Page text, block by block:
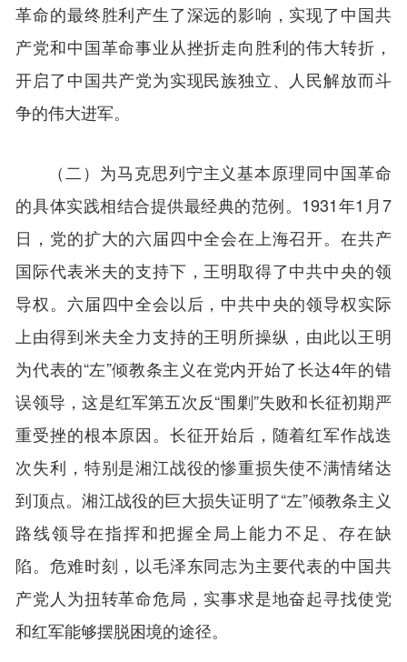
革命的最终胜利产生了深远的影响，实现了中国共
产党和中国革命事业从挫折走向胜利的伟大转折，
开启了中国共产党为实现民族独立、人民解放而斗
争的伟大进军。
（二）为马克思列宁主义基本原理同中国革命
的具体实践相结合提供最经典的范例。1931年1月7
日，党的扩大的六届四中全会在上海召开。在共产
国际代表米夫的支持下，王明取得了中共中央的领
导权。六届四中全会以后，中共中央的领导权实际
上由得到米夫全力支持的王明所操纵，由此以王明
为代表的“左”倾教条主义在党内开始了长达4年的错
误领导，这是红军第五次反“围剿”失败和长征初期严
重受挫的根本原因。长征开始后，随着红军作战迭
次失利，特别是湘江战役的惨重损失使不满情绪达
到顶点。湘江战役的巨大损失证明了“左”倾教条主义
路线领导在指挥和把握全局上能力不足、存在缺
陷。危难时刻，以毛泽东同志为主要代表的中国共
产党人为扭转革命危局，实事求是地奋起寻找使党
和红军能够摆脱困境的途径。